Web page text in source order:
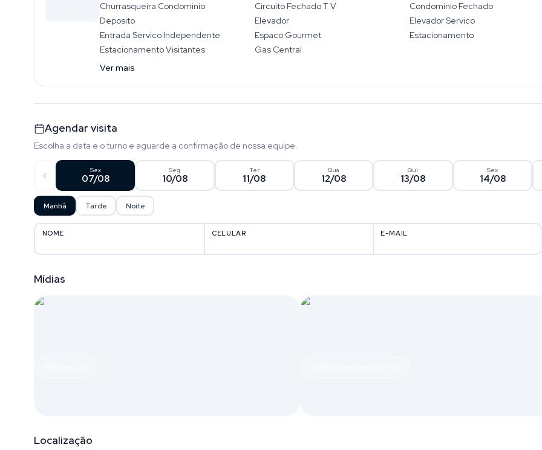
Churrasqueira Condominio
Circuito Fechado T V
Condominio Fechado
Deposito
Elevador
Elevador Servico
Entrada Servico Independente
Espaco Gourmet
Estacionamento
Estacionamento Visitantes
Gas Central
Ver mais
Agendar visita
Escolha a data e o turno e aguarde a confirmação de nossa equipe.
Sex
07/08
Seg
10/08
Ter
11/08
Qua
12/08
Qui
13/08
Sex
14/08
Manhã Tarde Noite
NOME CELULAR E-MAIL
Mídias
Localização